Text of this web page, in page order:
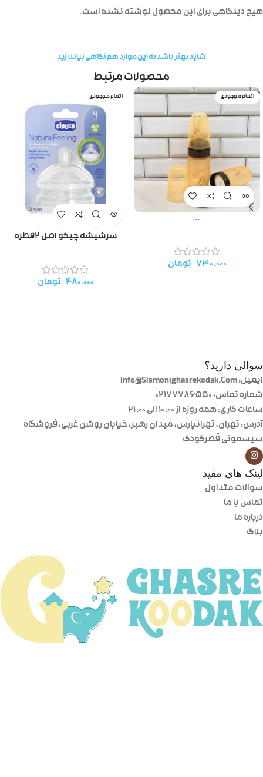
هیچ دیدگاهی برای این محصول نوشته نشده است.
شاید بهتر باشد به این موارد هم نگاهی بیاندازید
محصولات مرتبط
اتمام موجودی
..
۷۳۰.۰۰۰ تومان
اتمام موجودی
سرشیشه چیکو اصل ۲قطره
۴۸۰.۰۰۰ تومان
سوالی دارید؟
ایمیل: Info@Sismonighasrekodak.Com
شماره تماس: 02177786550
ساعات کاری: همه روزه از ۱۰:۰۰ الی ۲۱:۰۰
آدرس: تهران، تهرانپارس، میدان رهبر، خیابان روشن غربی، فروشگاه
سیسمونی قصرکودک
لینک های مفید
سوالات متداول
تماس با ما
درباره ما
بلاگ